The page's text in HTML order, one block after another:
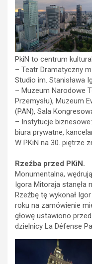
PkiN to centrum
– Teatr Dramatyczny
Studio im. Stanisława
– Muzeum Narodowe
Przemysłu), Muzeum
(PAN), Sala
– Instytucje
biura prywatne,
W PKiN na 30. piętrze
Rzeźba przed PKiN.
Monumentalna,
Igora Mitoraja stanęła
Rzeźbę tę wykonał
roku na zamówienie
głowę ustawiono
dzielnicy La Défense